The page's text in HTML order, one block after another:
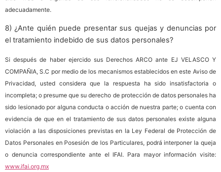
adecuadamente.
8) ¿Ante quién puede presentar sus quejas y denuncias por
el tratamiento indebido de sus datos personales?
Si después de haber ejercido sus Derechos ARCO ante EJ VELASCO Y
COMPAÑIA, S.C por medio de los mecanismos establecidos en este Aviso de
Privacidad, usted considera que la respuesta ha sido insatisfactoria o
incompleta; o presume que su derecho de protección de datos personales ha
sido lesionado por alguna conducta o acción de nuestra parte; o cuenta con
evidencia de que en el tratamiento de sus datos personales existe alguna
violación a las disposiciones previstas en la Ley Federal de Protección de
Datos Personales en Posesión de los Particulares, podrá interponer la queja
o denuncia correspondiente ante el IFAI. Para mayor información visite:
www.ifai.org.mx